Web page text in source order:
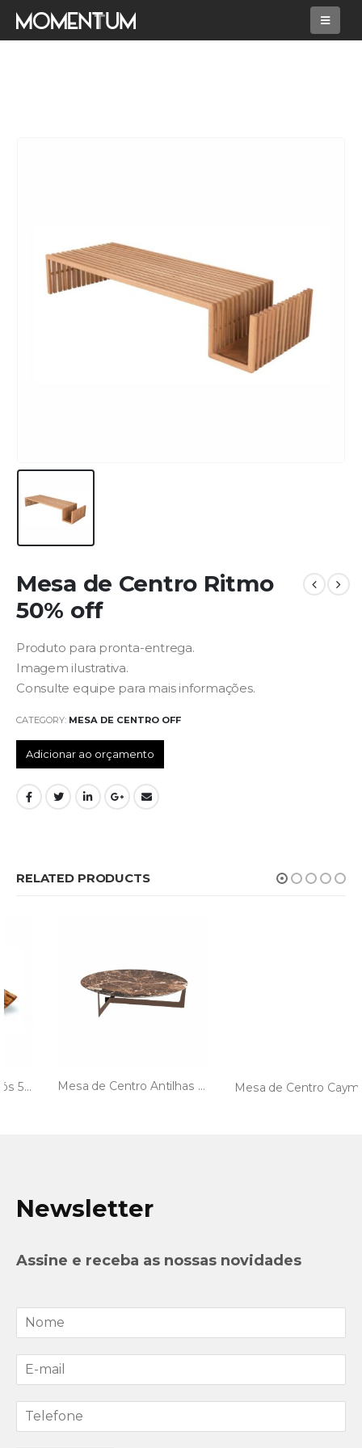
Mesa de Centro Ritmo
50% off
Produto para pronta-entrega.
Imagem ilustrativa.
Consulte equipe para mais informações.
CATEGORY: MESA DE CENTRO OFF
Adicionar ao orçamento
RELATED PRODUCTS
Mesa de Centro Antilhas 50% off Mesa de Centro Cayman 60% off
Newsletter
Assine e receba as nossas novidades